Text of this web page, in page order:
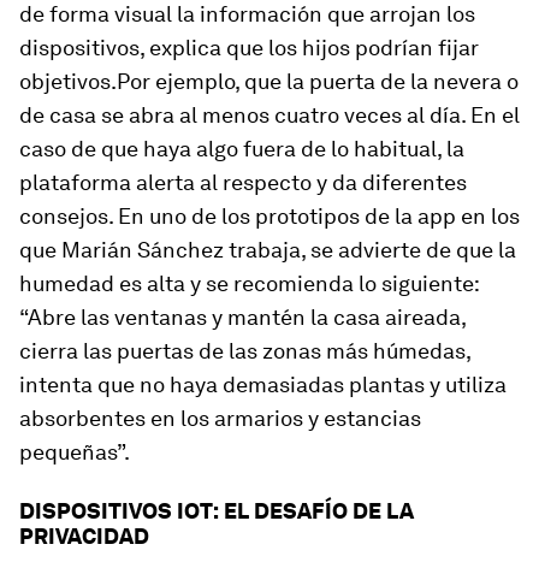
de forma visual la información que arrojan los
dispositivos, explica que los hijos podrían fijar
objetivos.Por ejemplo, que la puerta de la nevera o
de casa se abra al menos cuatro veces al día. En el
caso de que haya algo fuera de lo habitual, la
plataforma alerta al respecto y da diferentes
consejos. En uno de los prototipos de la app en los
que Marián Sánchez trabaja, se advierte de que la
humedad es alta y se recomienda lo siguiente:
“Abre las ventanas y mantén la casa aireada,
cierra las puertas de las zonas más húmedas,
intenta que no haya demasiadas plantas y utiliza
absorbentes en los armarios y estancias
pequeñas”.
DISPOSITIVOS IOT: EL DESAFÍO DE LA
PRIVACIDAD